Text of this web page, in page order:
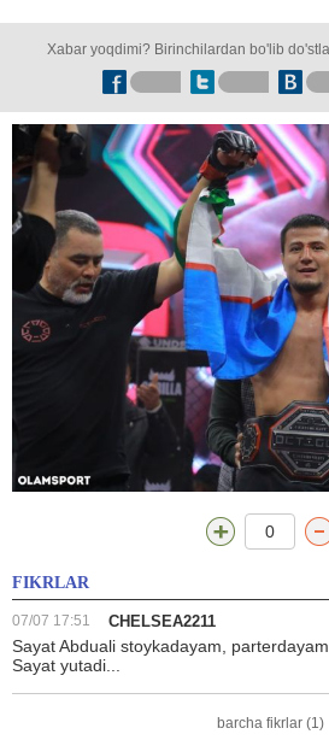
Xabar yoqdimi? Birinchilardan bo'lib
0
FIKRLAR
07/07 17:51 CHELSEA2211
Sayat Abduali stoykadayam,
Sayat yutadi...
barcha fikrlar (1)